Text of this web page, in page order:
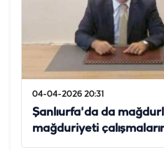
04-04-2026 20:31
Şanlıurfa'da da
mağduriyeti